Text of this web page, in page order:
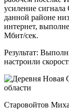
усиление сигнала
данной районе
интернет,
Мбит/сек.
Результат:
настроили
Старовойтов